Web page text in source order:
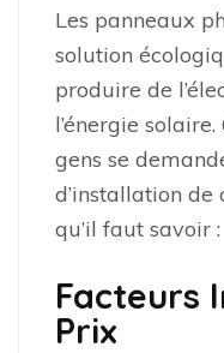
Les panneaux
solution
produire de
l’énergie
gens se
d’installation de
qu’il faut savoir :
Facteurs
Prix